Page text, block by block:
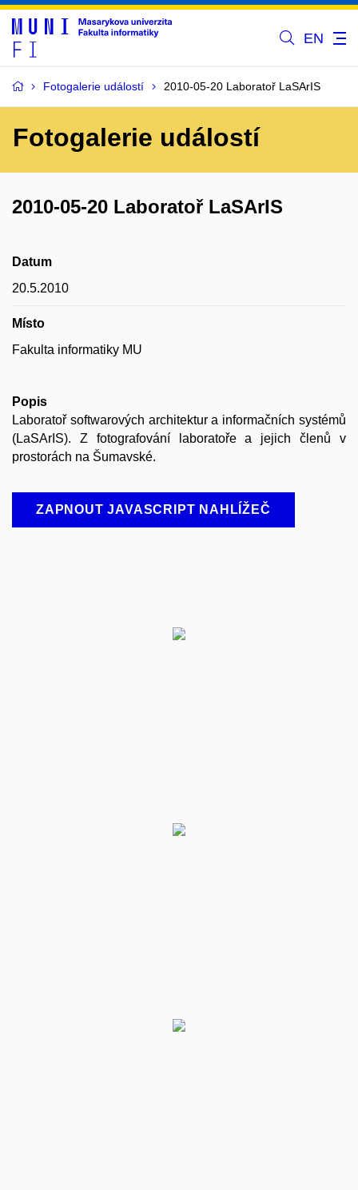
EN
Fotogalerie událostí 2010-05-20 Laboratoř LaSArIS
Fotogalerie událostí
2010-05-20 Laboratoř LaSArIS
Datum
20.5.2010
Místo
Fakulta informatiky MU
Popis
Laboratoř softwarových architektur a informačních systémů
(LaSArIS). Z fotografování laboratoře a jejich členů v
prostorách na Šumavské.
ZAPNOUT JAVASCRIPT NAHLÍŽEČ